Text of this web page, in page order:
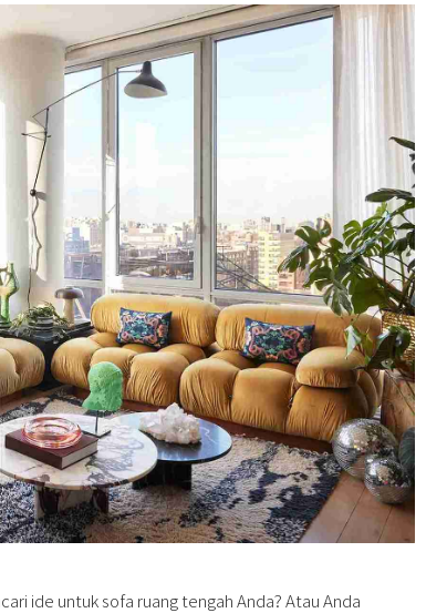
ide untuk sofa ruang tengah Anda? Atau Anda